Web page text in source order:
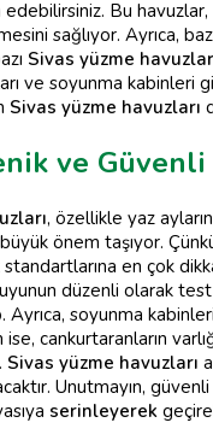
Bu havuzlar,
sağlıyor. Ayrıca,
Sivas yüzme
ve soyunma kabinleri
Sivas yüzme havuzları
ve Güvenli
, özellikle yaz
önem taşıyor.
en çok
düzenli olarak
soyunma
ise, cankurtaranların
Sivas yüzme havuzları
Unutmayın,
serinleyerek